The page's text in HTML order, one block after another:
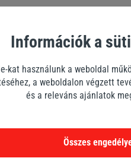
Információk a
kat használunk a weboldal
a weboldalon végzett
és a releváns ajánlatok
Összes